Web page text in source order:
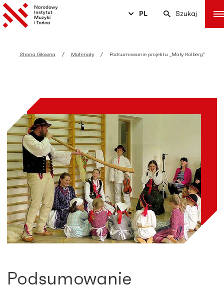
PL Szukaj
Strona Główna Materiały Podsumowanie projektu „Mały Kolberg”
Podsumowanie